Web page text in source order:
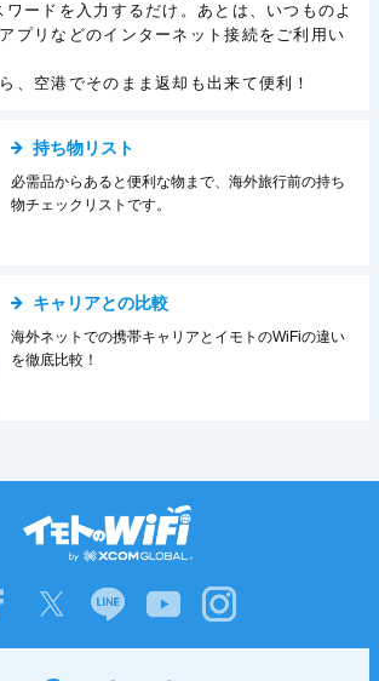
ワードを入力するだけ。あとは、いつものよ
プリなどのインターネット接続をご利用い
、空港でそのまま返却も出来て便利！
持ち物リスト
必需品からあると便利な物まで、海外旅行前の持ち
物チェックリストです。
キャリアとの比較
海外ネットでの携帯キャリアとイモトのWiFiの違い
を徹底比較！